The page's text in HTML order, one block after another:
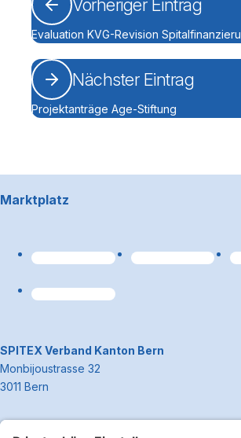
Vorheriger Eintrag
Evaluation KVG-Revision
Nächster Eintrag
Projektanträge Age-Stiftung
Marktplatz
~Kontaktinformationen
SPITEX Verband Kanton Bern
Monbijoustrasse 32
3011 Bern